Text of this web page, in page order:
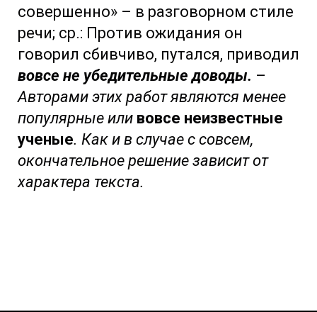
совершенно» – в разговорном стиле
речи; ср.: Против ожидания он
говорил сбивчиво, путался, приводил
вовсе не убедительные доводы. –
Авторами этих работ являются менее
популярные или вовсе неизвестные
ученые. Как и в случае с совсем,
окончательное решение зависит от
характера текста.